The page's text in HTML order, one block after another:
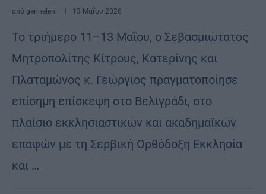
από genneleni 13 Μαΐου 2026
Το τριήμερο 11–13 Μαΐου, ο Σεβασμιώτατος
Μητροπολίτης Κίτρους, Κατερίνης και
Πλαταμώνος κ. Γεώργιος πραγματοποίησε
επίσημη επίσκεψη στο Βελιγράδι, στο
πλαίσιο εκκλησιαστικών και ακαδημαϊκών
επαφών με τη Σερβική Ορθόδοξη Εκκλησία
και …